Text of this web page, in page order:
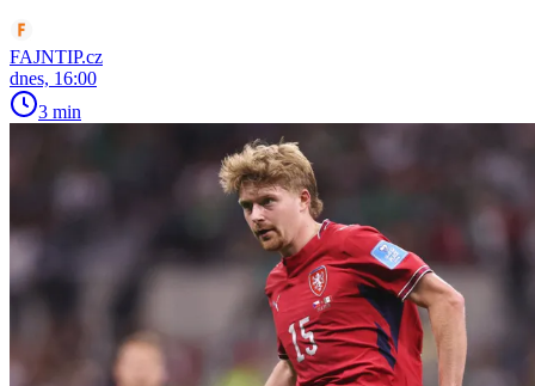
FAJNTIP.cz
dnes, 16:00
3 min